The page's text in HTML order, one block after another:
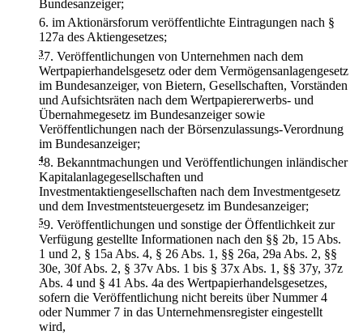
Bundesanzeiger;
6. im Aktionärsforum veröffentlichte Eintragungen nach §
127a des Aktiengesetzes;
37. Veröffentlichungen von Unternehmen nach dem
Wertpapierhandelsgesetz oder dem Vermögensanlagengesetz
im Bundesanzeiger, von Bietern, Gesellschaften, Vorständen
und Aufsichtsräten nach dem Wertpapiererwerbs- und
Übernahmegesetz im Bundesanzeiger sowie
Veröffentlichungen nach der Börsenzulassungs-Verordnung
im Bundesanzeiger;
48. Bekanntmachungen und Veröffentlichungen inländischer
Kapitalanlagegesellschaften und
Investmentaktiengesellschaften nach dem Investmentgesetz
und dem Investmentsteuergesetz im Bundesanzeiger;
59. Veröffentlichungen und sonstige der Öffentlichkeit zur
Verfügung gestellte Informationen nach den §§ 2b, 15 Abs.
1 und 2, § 15a Abs. 4, § 26 Abs. 1, §§ 26a, 29a Abs. 2, §§
30e, 30f Abs. 2, § 37v Abs. 1 bis § 37x Abs. 1, §§ 37y, 37z
Abs. 4 und § 41 Abs. 4a des Wertpapierhandelsgesetzes,
sofern die Veröffentlichung nicht bereits über Nummer 4
oder Nummer 7 in das Unternehmensregister eingestellt
wird,